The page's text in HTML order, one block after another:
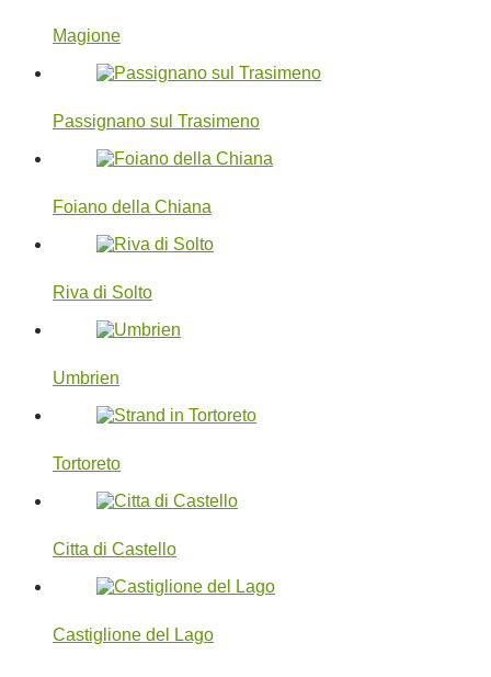
Magione
Passignano sul Trasimeno
Foiano della Chiana
Riva di Solto
Umbrien
Tortoreto
Citta di Castello
Castiglione del Lago